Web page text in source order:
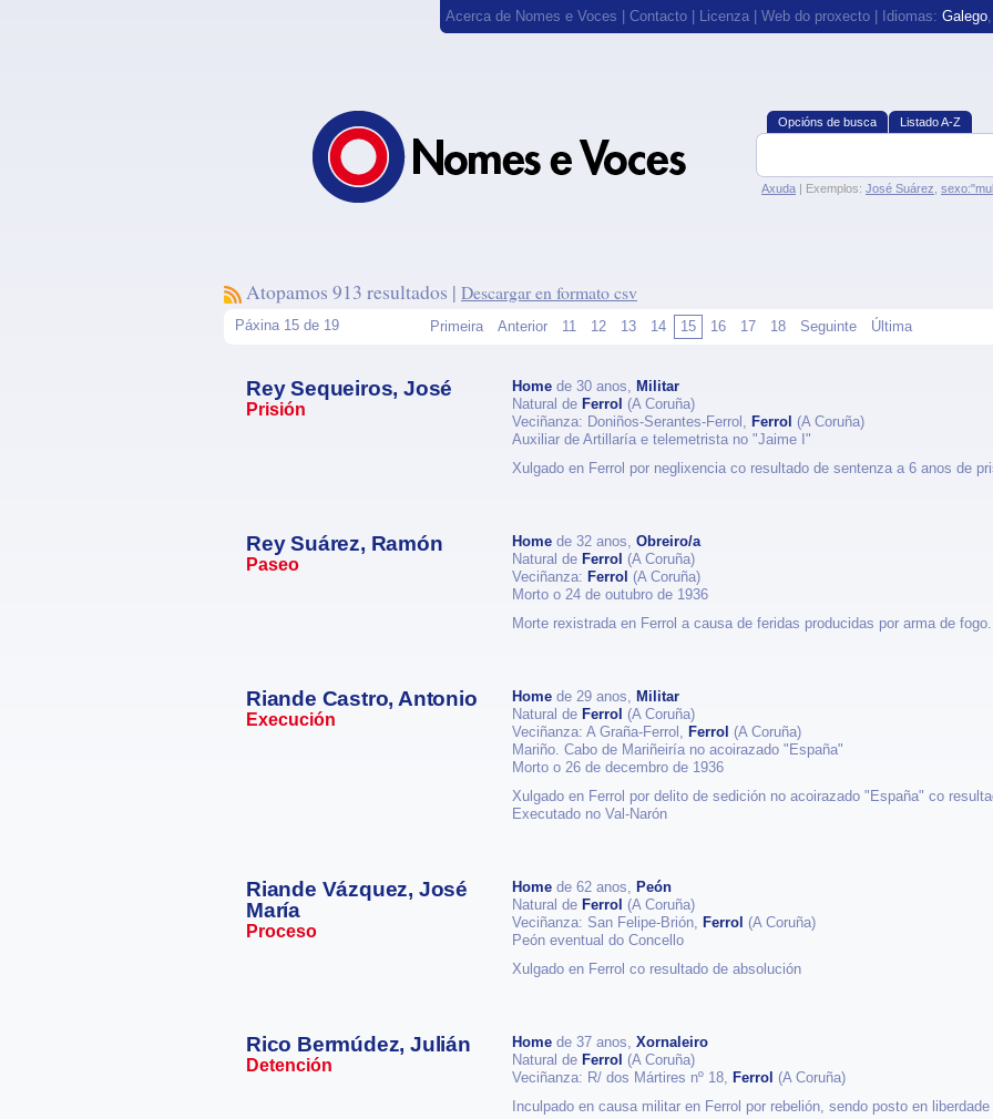
Acerca de Nomes e Voces Contacto Licenza Web do proxecto | Idiomas: Galego,
Opcións de busca Listado A-Z
Axuda | Exemplos: José Suárez
Atopamos 913 resultados | Descargar en formato csv
Páxina 15 de 19 Primeira Anterior 11 12 13 14 15 16 17 18 Seguinte Última
Rey Sequeiros, José
Prisión
Home de 30 anos, Militar
Natural de Ferrol (A Coruña)
Veciñanza: Doniños-Serantes-Ferrol, Ferrol (A Coruña)
Auxiliar de Artillaría e telemetrista no "Jaime I"
Xulgado en Ferrol por neglixencia co resultado de sentenza a 6 anos de
Rey Suárez, Ramón
Paseo
Home de 32 anos, Obreiro/a
Natural de Ferrol (A Coruña)
Veciñanza: Ferrol (A Coruña)
Morto o 24 de outubro de 1936
Morte rexistrada en Ferrol a causa de feridas producidas por arma de fogo.
Riande Castro, Antonio
Execución
Home de 29 anos, Militar
Natural de Ferrol (A Coruña)
Veciñanza: A Graña-Ferrol, Ferrol (A Coruña)
Mariño. Cabo de Mariñeiría no acoirazado "España"
Morto o 26 de decembro de 1936
Xulgado en Ferrol por delito de sedición no acoirazado "España" co
Executado no Val-Narón
Riande Vázquez, José
María
Proceso
Home de 62 anos, Peón
Natural de Ferrol (A Coruña)
Veciñanza: San Felipe-Brión, Ferrol (A Coruña)
Peón eventual do Concello
Xulgado en Ferrol co resultado de absolución
Rico Bermúdez, Julián
Detención
Home de 37 anos, Xornaleiro
Natural de Ferrol (A Coruña)
Veciñanza: R/ dos Mártires nº 18, Ferrol (A Coruña)
Inculpado en causa militar en Ferrol por rebelión, sendo posto en liberdade